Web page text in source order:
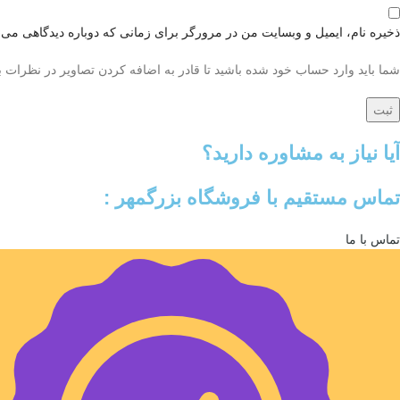
ذخیره نام، ایمیل و وبسایت من در مرورگر برای زمانی که دوباره دیدگاهی
شما باید وارد حساب خود شده باشید تا قادر به اضافه کردن تصاویر در نظرات
آیا نیاز به مشاوره دارید؟
تماس مستقیم با فروشگاه بزرگمهر :
تماس با ما